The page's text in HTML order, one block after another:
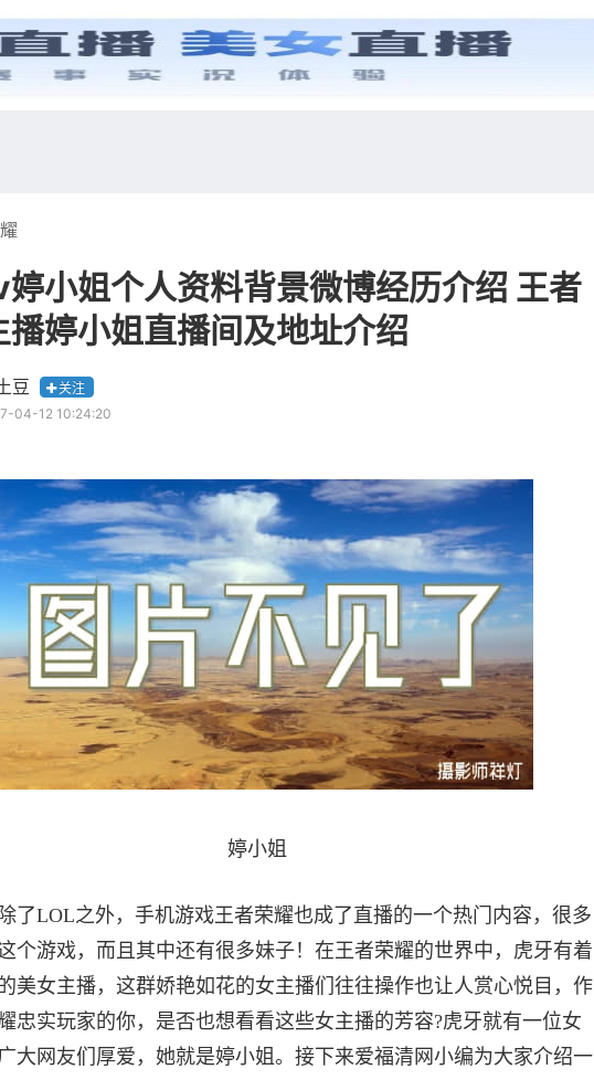
首页 电视剧 综艺 抖音 更多
小姐个人资料背景微博经历介绍 王者
播婷小姐直播间及地址介绍
豆
关注
04-12 10:24:20
婷小姐
LOL之外，手机游戏王者荣耀也成了直播的一个热门内容，很多
个游戏，而且其中还有很多妹子！在王者荣耀的世界中，虎牙有着
美女主播，这群娇艳如花的女主播们往往操作也让人赏心悦目，作
忠实玩家的你，是否也想看看这些女主播的芳容?虎牙就有一位女
大网友们厚爱，她就是婷小姐。接下来爱福清网小编为大家介绍一